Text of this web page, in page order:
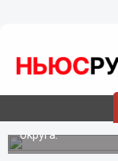
Военные
в лесах
В
специалистов
общевойскового
округа.